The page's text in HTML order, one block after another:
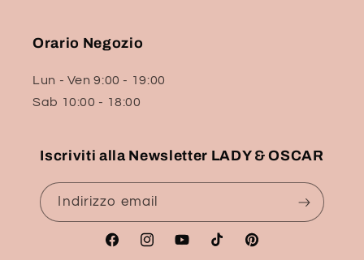
Orario Negozio
Lun - Ven 9:00 - 19:00
Sab 10:00 - 18:00
Iscriviti alla Newsletter LADY & OSCAR
Indirizzo email
FacebookInstagramYouTubeTikTok Pinterest